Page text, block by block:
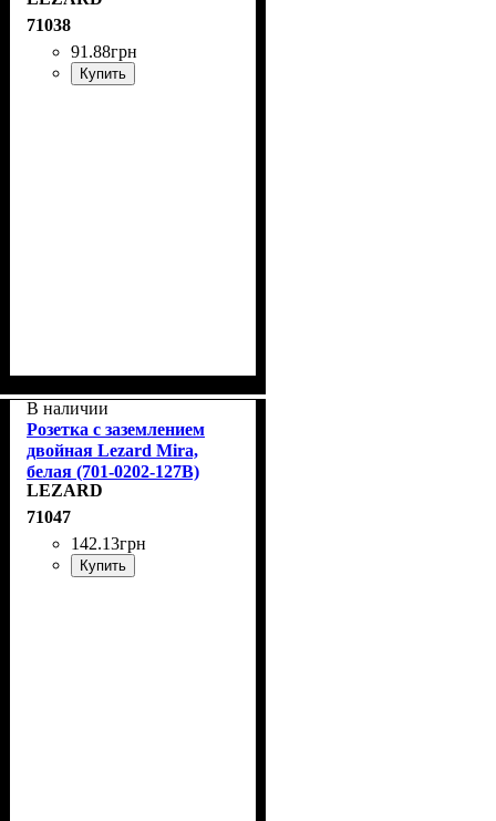
71038
91 .88грн
Купить
В наличии
Розетка с заземлением
двойная Lezard Mira,
белая (701-0202-127В)
LEZARD
71047
142.13грн
Купить